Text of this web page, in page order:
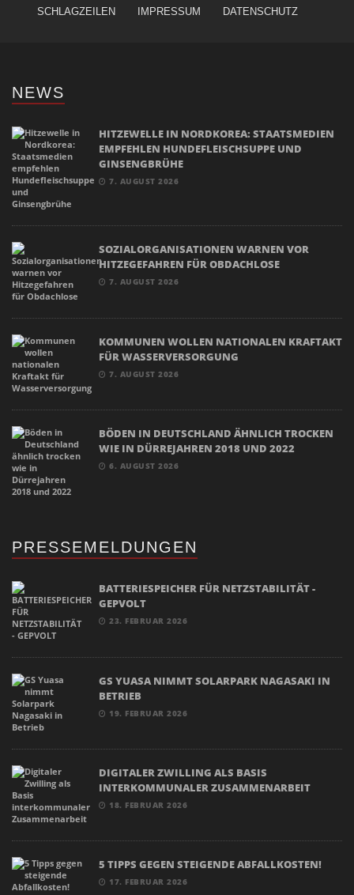
SCHLAGZEILEN IMPRESSUM DATENSCHUTZ
NEWS
HITZEWELLE IN NORDKOREA: STAATSMEDIEN
EMPFEHLEN HUNDEFLEISCHSUPPE UND
GINSENGBRÜHE
7. AUGUST 2026
SOZIALORGANISATIONEN WARNEN VOR
HITZEGEFAHREN FÜR OBDACHLOSE
7. AUGUST 2026
KOMMUNEN WOLLEN NATIONALEN KRAFTAKT
FÜR WASSERVERSORGUNG
7. AUGUST 2026
BÖDEN IN DEUTSCHLAND ÄHNLICH TROCKEN
WIE IN DÜRREJAHREN 2018 UND 2022
6. AUGUST 2026
PRESSEMELDUNGEN
BATTERIESPEICHER FÜR NETZSTABILITÄT -
GEPVOLT
23. FEBRUAR 2026
GS YUASA NIMMT SOLARPARK NAGASAKI IN
BETRIEB
19. FEBRUAR 2026
DIGITALER ZWILLING ALS BASIS
INTERKOMMUNALER ZUSAMMENARBEIT
18. FEBRUAR 2026
5 TIPPS GEGEN STEIGENDE ABFALLKOSTEN!
17. FEBRUAR 2026